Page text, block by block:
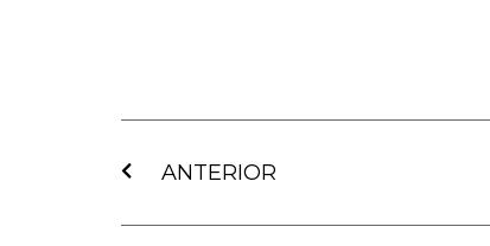
ANTERIOR